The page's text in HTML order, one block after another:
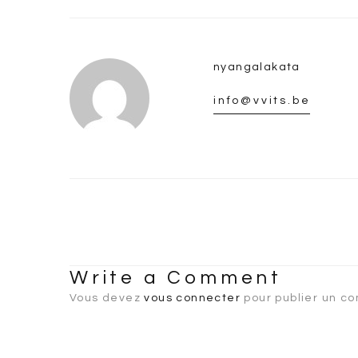
nyangalakata
info@vvits.be
Write a Comment
Vous devezvous connecter pour publier un